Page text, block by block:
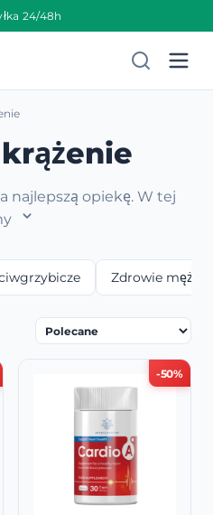
24/48h
najlepszą opiekę. W tej
Zdrowie
-50%